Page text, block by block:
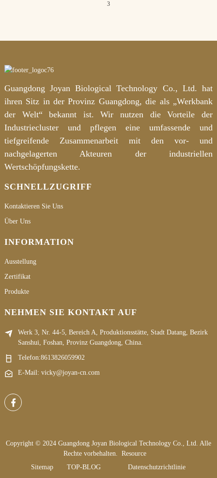
3
Guangdong Joyan Biological Technology Co., Ltd. hat
ihren Sitz in der Provinz Guangdong, die als „Werkbank
der Welt“ bekannt ist. Wir nutzen die Vorteile der
Industriecluster und pflegen eine umfassende und
tiefgreifende Zusammenarbeit mit den vor- und
nachgelagerten Akteuren der industriellen
Wertschöpfungskette.
SCHNELLZUGRIFF
Kontaktieren Sie Uns
Über Uns
INFORMATION
Ausstellung
Zertifikat
Produkte
NEHMEN SIE KONTAKT AUF
Werk 3, Nr. 44-5, Bereich A, Produktionsstätte, Stadt Datang, Bezirk
Sanshui, Foshan, Provinz Guangdong, China.
Telefon:8613826059902
E-Mail: vicky@joyan-cn.com
Copyright © 2024 Guangdong Joyan Biological Technology Co., Ltd. Alle
Rechte vorbehalten.
Resource
Sitemap
TOP-BLOG Datenschutzrichtlinie